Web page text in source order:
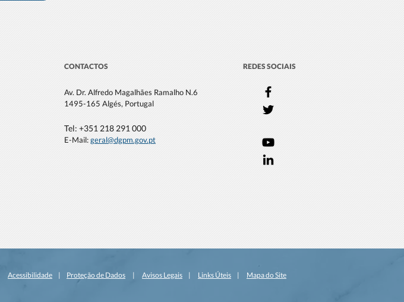
CONTACTOS
Av. Dr. Alfredo Magalhães Ramalho N.6
1495-165 Algés, Portugal
Tel: +351 218 291 000
E-Mail:geral@dgpm.gov.pt
REDES SOCIAIS
Acessibilidade | Proteção de Dados | Avisos Legais | Links Úteis | Mapa do Site